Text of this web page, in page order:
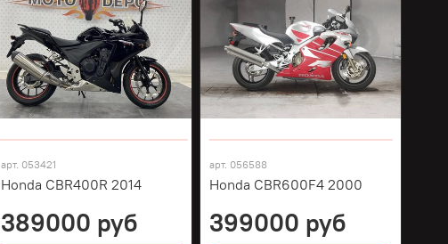
арт. 053421
Honda CBR400R 2014
389000 руб
арт. 056588
Honda CBR600F4 2000
399000 руб